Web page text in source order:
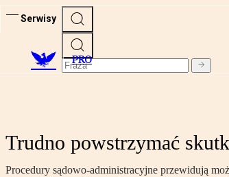
Serwisy
PRO
Trudno powstrzymać
Procedury sądowo-administracyjne przewidują